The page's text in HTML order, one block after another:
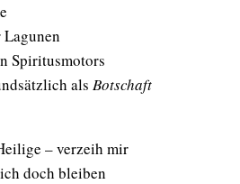
Spiritusmotors
als Botschaft
– verzeih mir
doch bleiben